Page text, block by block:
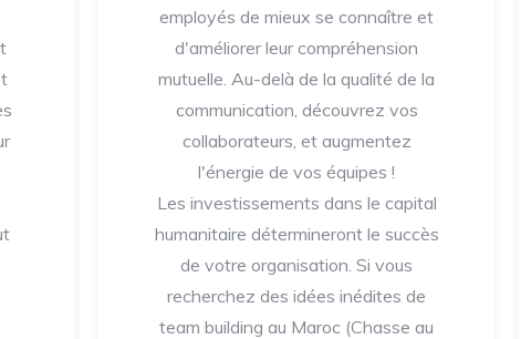
employés de mieux se connaître et
d'améliorer leur compréhension
mutuelle. Au-delà de la qualité de la
communication, découvrez vos
collaborateurs, et augmentez
l'énergie de vos équipes !
Les investissements dans le capital
humanitaire détermineront le succès
de votre organisation. Si vous
recherchez des idées inédites de
team building au Maroc (Chasse au